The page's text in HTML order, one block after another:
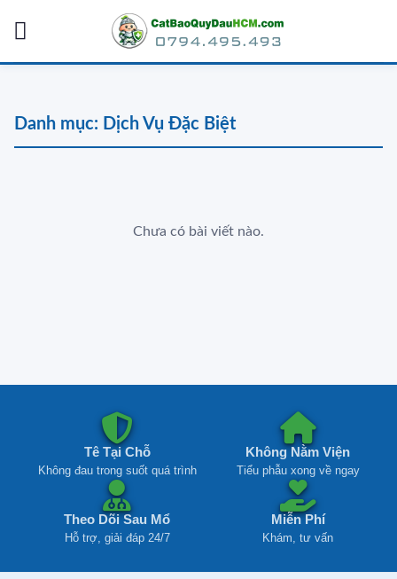
Danh mục: Dịch Vụ Đặc Biệt
Chưa có bài viết nào.
Tê Tại Chỗ
Không đau trong suốt quá trình
Không Nằm Viện
Tiểu phẫu xong về ngay
Theo Dõi Sau Mổ
Hỗ trợ, giải đáp 24/7
Miễn Phí
Khám, tư vấn